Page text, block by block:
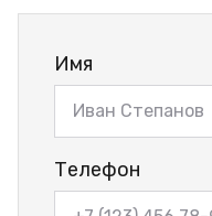
Имя
Телефон